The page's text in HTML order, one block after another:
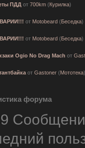
ПДДот 700km(Курилка)
от Motobeard(Беседка)
от Motobeard(Беседка)
Ogio No Drag Mach от
от Gastoner(Мототека)
форума